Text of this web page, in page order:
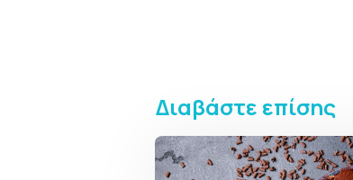
Διαβάστε επίσης